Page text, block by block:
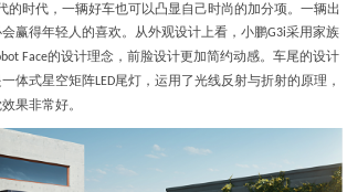
的时代，一辆好车也可以凸显自己时尚的加分项。一辆出
赢得年轻人的喜欢。从外观设计上看，小鹏G3i采用家族
Face的设计理念，前脸设计更加简约动感。车尾的设计
体式星空矩阵LED尾灯，运用了光线反射与折射的原理，
果非常好。